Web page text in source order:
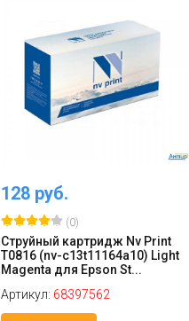
128 руб.
(0)
Струйный картридж Nv Print
T0816 (nv-c13t11164a10) Light
Magenta для Epson St...
Артикул: 68397562